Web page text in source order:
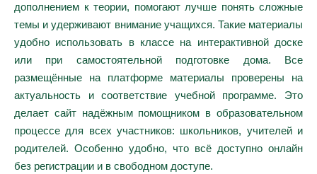
дополнением к теории, помогают лучше понять сложные
темы и удерживают внимание учащихся. Такие материалы
удобно использовать в классе на интерактивной доске
или при самостоятельной подготовке дома. Все
размещённые на платформе материалы проверены на
актуальность и соответствие учебной программе. Это
делает сайт надёжным помощником в образовательном
процессе для всех участников: школьников, учителей и
родителей. Особенно удобно, что всё доступно онлайн
без регистрации и в свободном доступе.